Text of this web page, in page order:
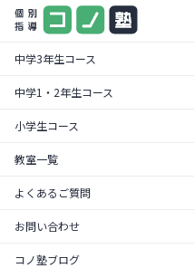
まずは気軽に一度お試し
¥0
中学3年生コース
中学1・2年生コース
小学生コース
教室一覧
よくあるご質問
お問い合わせ
コノ塾ブログ